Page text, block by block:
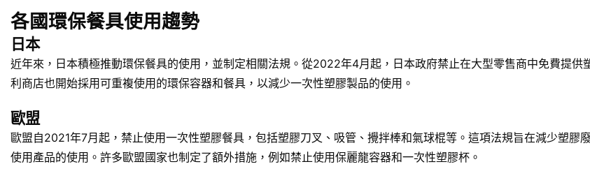
各國環保餐具使用趨勢
日本
近年來，日本積極推動環保餐具的使用，並制定相關法規。從2022年4月起，日本政府禁止在大型零售商中免費提供
利商店也開始採用可重複使用的環保容器和餐具，以減少一次性塑膠製品的使用。
歐盟
歐盟自2021年7月起，禁止使用一次性塑膠餐具，包括塑膠刀叉、吸管、攪拌棒和氣球棍等。這項法規旨在減少塑膠
使用產品的使用。許多歐盟國家也制定了額外措施，例如禁止使用保麗龍容器和一次性塑膠杯。